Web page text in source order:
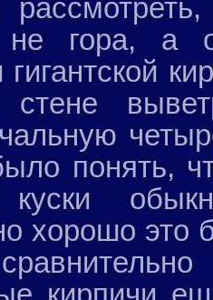
гора, а
понять,
куски
хорошо это